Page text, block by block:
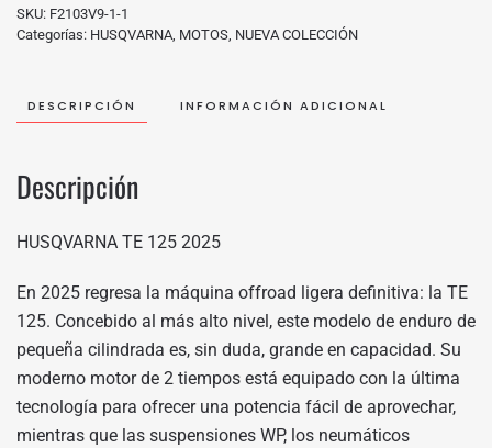
SKU: F2103V9-1-1
Categorías: HUSQVARNA, MOTOS, NUEVA COLECCIÓN
DESCRIPCIÓN INFORMACIÓN ADICIONAL
Descripción
HUSQVARNA TE 125 2025
En 2025 regresa la máquina offroad ligera definitiva: la TE
125. Concebido al más alto nivel, este modelo de enduro de
pequeña cilindrada es, sin duda, grande en capacidad. Su
moderno motor de 2 tiempos está equipado con la última
tecnología para ofrecer una potencia fácil de aprovechar,
mientras que las suspensiones WP, los neumáticos